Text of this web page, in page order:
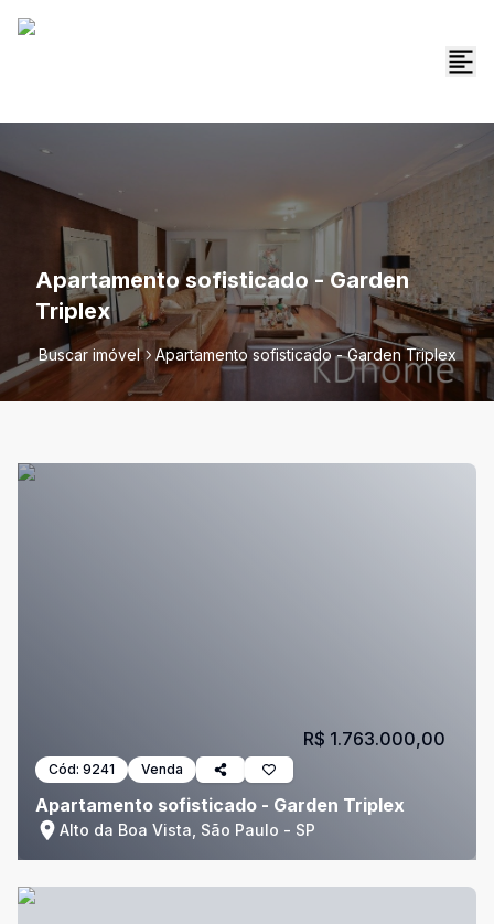
Apartamento sofisticado - Garden
Triplex
Buscar imóvel Apartamento sofisticado - Garden Triplex
Cód: 9241 Venda
Apartamento sofisticado - Garden Triplex
Alto da Boa Vista, São Paulo - SP
R$ 1.763.000,00